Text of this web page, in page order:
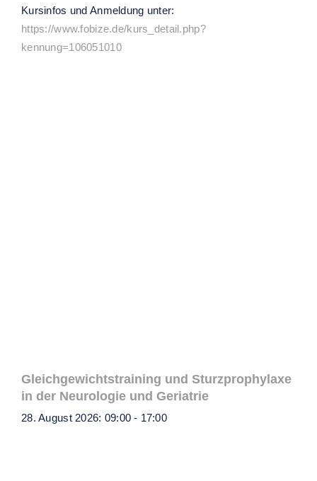
Kursinfos und Anmeldung unter:
https://www.fobize.de/kurs_detail.php?
kennung=106051010
Gleichgewichtstraining und Sturzprophylaxe
in der Neurologie und Geriatrie
28. August 2026: 09:00 - 17:00